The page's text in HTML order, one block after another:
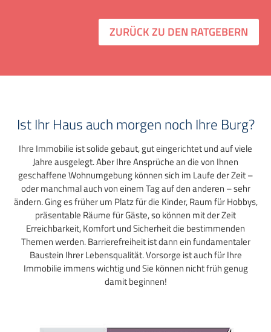
ZURÜCK ZU DEN RATGEBERN
Ist Ihr Haus auch morgen noch Ihre Burg?
Ihre Immobilie ist solide gebaut, gut eingerichtet und auf viele
Jahre ausgelegt. Aber Ihre Ansprüche an die von Ihnen
geschaffene Wohnumgebung können sich im Laufe der Zeit –
oder manchmal auch von einem Tag auf den anderen – sehr
ändern. Ging es früher um Platz für die Kinder, Raum für Hobbys,
präsentable Räume für Gäste, so können mit der Zeit
Erreichbarkeit, Komfort und Sicherheit die bestimmenden
Themen werden. Barrierefreiheit ist dann ein fundamentaler
Baustein Ihrer Lebensqualität. Vorsorge ist auch für Ihre
Immobilie immens wichtig und Sie können nicht früh genug
damit beginnen!